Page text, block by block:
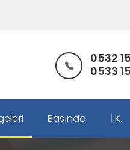
0532
0533
Basında İ.K.